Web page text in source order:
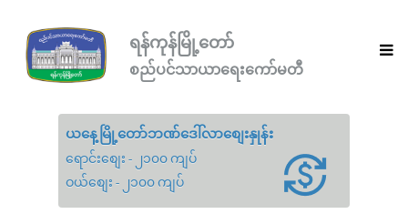
ရန်ကုန်မြို့တော်
စည်ပင်သာယာရေးကော်မတီ
ယနေ့မြို့တော်ဘဏ်ဒေါ်လာစျေးနှုန်း
ရောင်းစျေး - ၂၁၀၀ ကျပ်
ဝယ်စျေး - ၂၁၀၀ ကျပ်